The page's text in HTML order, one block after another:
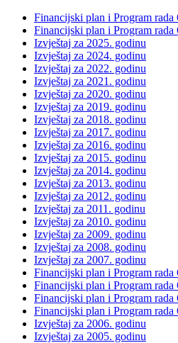
Financijski plan i Program rada
Financijski plan i Program rada
Izvještaj za 2025. godinu
Izvještaj za 2024. godinu
Izvještaj za 2022. godinu
Izvještaj za 2021. godinu
Izvještaj za 2020. godinu
Izvještaj za 2019. godinu
Izvještaj za 2018. godinu
Izvještaj za 2017. godinu
Izvještaj za 2016. godinu
Izvještaj za 2015. godinu
Izvještaj za 2014. godinu
Izvještaj za 2013. godinu
Izvještaj za 2012. godinu
Izvještaj za 2011. godinu
Izvještaj za 2010. godinu
Izvještaj za 2009. godinu
Izvještaj za 2008. godinu
Izvještaj za 2007. godinu
Financijski plan i Program rada
Financijski plan i Program rada
Financijski plan i Program rada
Financijski plan i Program rada
Izvještaj za 2006. godinu
Izvještaj za 2005. godinu